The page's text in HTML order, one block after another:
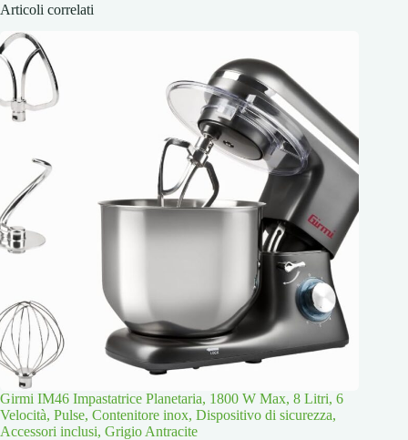
Articoli correlati
Girmi IM46 Impastatrice Planetaria, 1800 W Max, 8 Litri, 6
Velocità, Pulse, Contenitore inox, Dispositivo di sicurezza,
Accessori inclusi, Grigio Antracite